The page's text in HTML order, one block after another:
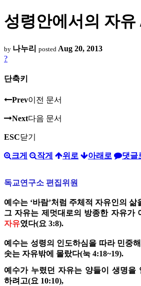
성령안에서의 자유
by 나누리 posted Aug 20, 2013
?
단축키
Prev이전 문서
Next다음 문서
ESC닫기
크게 작게 위로 아래로 댓글
정연복 /
독교연구소 편집위원
예수는 ‘바람’처럼 주체적 자유인의
그 자유는 제멋대로의 방종한 자유가
자유였다(요 3:8).
예수는 성령의 인도하심을 따라 민중
솟는 자유밖에 몰랐다(눅 4:18~19).
예수가 누렸던 자유는 양들이 생명을
하려고(요 10:10),